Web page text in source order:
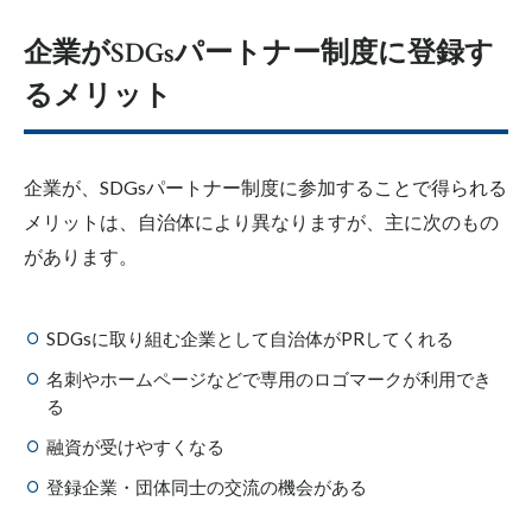
企業がSDGsパートナー制度に登録す
るメリット
企業が、SDGsパートナー制度に参加することで得られる
メリットは、自治体により異なりますが、主に次のもの
があります。
SDGsに取り組む企業として自治体がPRしてくれる
名刺やホームページなどで専用のロゴマークが利用でき
る
融資が受けやすくなる
登録企業・団体同士の交流の機会がある